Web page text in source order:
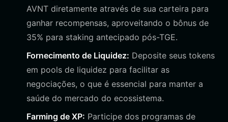
AVNT diretamente através de sua carteira para
ganhar recompensas, aproveitando o bônus de
35% para staking antecipado pós-TGE.
Fornecimento de Liquidez: Deposite seus tokens
em pools de liquidez para facilitar as
negociações, o que é essencial para manter a
saúde do mercado do ecossistema.
Farming de XP: Participe dos programas de